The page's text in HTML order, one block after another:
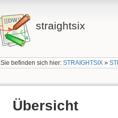
straightsix
Sie befinden sich hier: STRAIGHTSIX»
Übersicht